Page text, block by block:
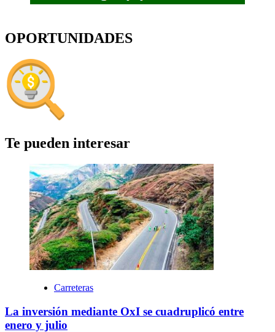
OPORTUNIDADES
Te pueden interesar
Carreteras
La inversión mediante OxI se cuadruplicó entre
enero y julio